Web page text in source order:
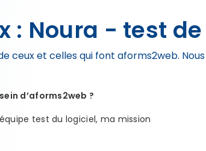
: Noura - test
ceux et celles qui font aforms2web.
d’aforms2web ?
test du logiciel, ma mission